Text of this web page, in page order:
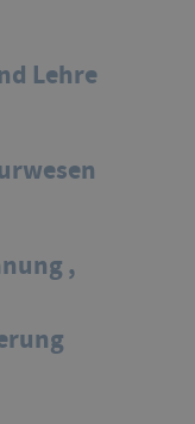
Lehre
,